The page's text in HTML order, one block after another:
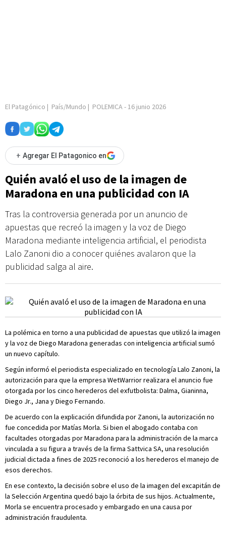
El Patagónico | País/Mundo | POLEMICA- 16 junio 2026
+ Agregar El Patagonico en
Quién avaló el uso de la imagen de
Maradona en una publicidad con IA
Tras la controversia generada por un anuncio de
apuestas que recreó la imagen y la voz de Diego
Maradona mediante inteligencia artificial, el periodista
Lalo Zanoni dio a conocer quiénes avalaron que la
publicidad salga al aire.
La polémica en torno a una publicidad de apuestas que utilizó la imagen
y la voz de Diego Maradona generadas con inteligencia artificial sumó
un nuevo capítulo.
Según informó el periodista especializado en tecnología Lalo Zanoni, la
autorización para que la empresa WetWarrior realizara el anuncio fue
otorgada por los cinco herederos del exfutbolista: Dalma, Gianinna,
Diego Jr., Jana y Diego Fernando.
De acuerdo con la explicación difundida por Zanoni, la autorización no
fue concedida por Matías Morla. Si bien el abogado contaba con
facultades otorgadas por Maradona para la administración de la marca
vinculada a su figura a través de la firma Sattvica SA, una resolución
judicial dictada a fines de 2025 reconoció a los herederos el manejo de
esos derechos.
En ese contexto, la decisión sobre el uso de la imagen del excapitán de
la Selección Argentina quedó bajo la órbita de sus hijos. Actualmente,
Morla se encuentra procesado y embargado en una causa por
administración fraudulenta.